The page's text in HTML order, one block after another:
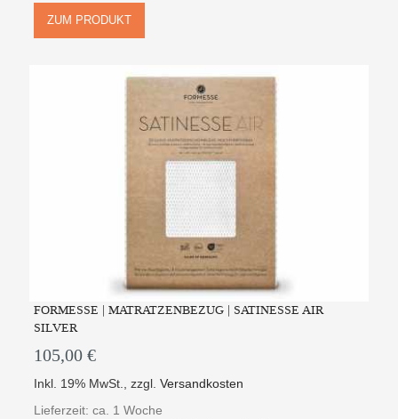
ZUM PRODUKT
FORMESSE | MATRATZENBEZUG | SATINESSE AIR
SILVER
105,00 €
Inkl. 19% MwSt.,zzgl.Versandkosten
Lieferzeit: ca. 1 Woche